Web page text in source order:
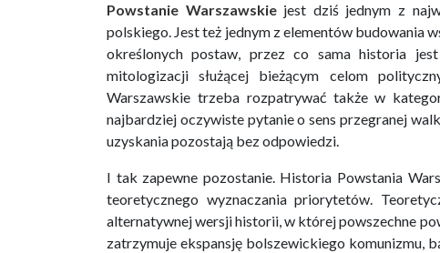
Powstanie Warszawskiejest dziś jednym z
polskiego. Jest też jednym z elementów budowania
określonych postaw, przez co sama historia
mitologizacji służącej bieżącym celom
Warszawskie trzeba rozpatrywać także w
najbardziej oczywiste pytanie o sens przegranej
uzyskania pozostają bez odpowiedzi.
I tak zapewne pozostanie. Historia Powstania
teoretycznego wyznaczania priorytetów.
alternatywnej wersji historii, w której powszechne
zatrzymuje ekspansję bolszewickiego komunizmu,